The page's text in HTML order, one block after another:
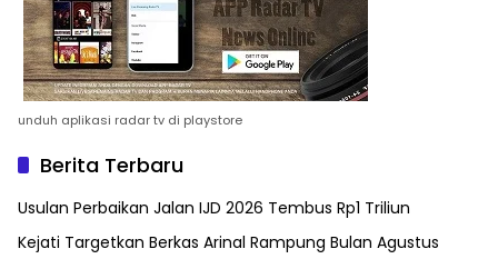
unduh aplikasi radar tv di playstore
Berita Terbaru
Usulan Perbaikan Jalan IJD 2026 Tembus Rp1 Triliun
Kejati Targetkan Berkas Arinal Rampung Bulan Agustus